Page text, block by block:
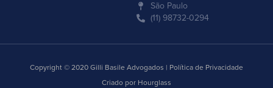
São Paulo
(11) 98732-0294
Copyright © 2020 Gilli Basile Advogados | Política de Privacidade
Criado por Hourglass